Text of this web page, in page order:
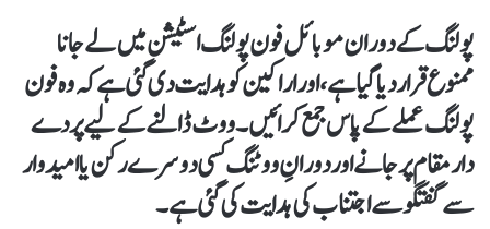
پولنگ کے دوران موبائل فون پولنگ اسٹیشن میں لے جانا
ممنوع قرار دیا گیا ہے، اور اراکین کو ہدایت دی گئی ہے کہ وہ فون
پولنگ عملے کے پاس جمع کرائیں۔ ووٹ ڈالنے کے لیے پردے
دار مقام پر جانے اور دورانِ ووٹنگ کسی دوسرے رکن یا امیدوار
سے گفتگو سے اجتناب کی ہدایت کی گئی ہے۔